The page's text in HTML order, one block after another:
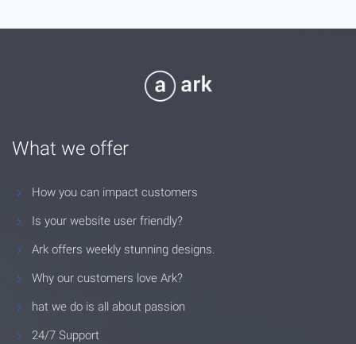
What we offer
How you can impact customers
Is your website user friendly?
Ark offers weekly stunning designs.
Why our customers love Ark?
hat we do is all about passion
24/7 Support